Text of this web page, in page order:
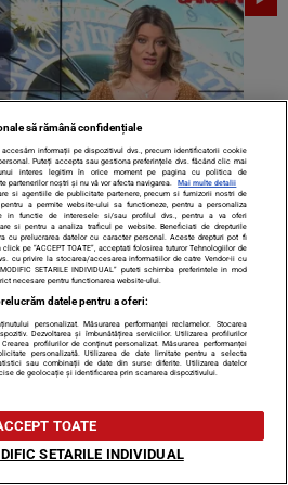
2022. Mercur revine în mers
în zodia Taur
să rămână confidențiale
informații pe dispozitivul dvs., precum identificatorii cookie
Puteți accepta sau gestiona preferințele dvs. făcând clic mai
interes legitim în orice moment pe pagina cu politica de
partenerilor noștri și nu vă vor afecta navigarea.
Mai multe detalii
si agentiile de publicitate partenere, precum si furnizorii nostri de
a permite website-ului sa functioneze, pentru a personaliza
in functie de interesele si/sau profilul dvs., pentru a va oferi
si pentru a analiza traficul pe website. Beneficiati de drepturile
cu prelucrarea datelor cu caracter personal. Aceste drepturi pot fi
click pe “ACCEPT TOATE”, acceptati folosirea tuturor Tehnologiilor de
cu privire la stocarea/accesarea informatiilor de catre Vendor-ii cu
SETARILE INDIVIDUAL” puteti schimba preferintele in mod
necesare pentru functionarea website-ului.
datele pentru a oferi:
personalizat. Măsurarea performanței reclamelor. Stocarea
Dezvoltarea și îmbunătățirea serviciilor. Utilizarea profilurilor
profilurilor de conținut personalizat. Măsurarea performanței
personalizată. Utilizarea de date limitate pentru a selecta
sau combinații de date din surse diferite. Utilizarea datelor
de geolocație și identificarea prin scanarea dispozitivului.
TOATE
SETARILE INDIVIDUAL